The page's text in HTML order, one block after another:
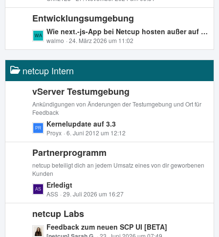
r
ä
g
e
t
z
t
e
B
e
i
t
ä
g
e
Entwicklungsumgebung
L
e
t
z
t
e
B
e
i
g
e
Wie next.-js-App bei Netcup hosten außer auf einem VPS?
walmo 24. März 2026 um 11:02
netcup Intern
vServer Testumgebung
Ankündigungen von Änderungen der Testumgebung und Ort für
Feedback
L
e
t
z
t
e
B
e
i
t
ä
Kernelupdate auf 3.3
Proyx 6. Juni 2012 um 12:12
Partnerprogramm
netcup beteiligt dich an jedem Umsatz eines von dir geworbenen
Kunden
L
e
t
z
t
e
Erledigt
ASS 29. Juli 2026 um 16:27
netcup Labs
L
Feedback zum neuen SCP UI [BETA]